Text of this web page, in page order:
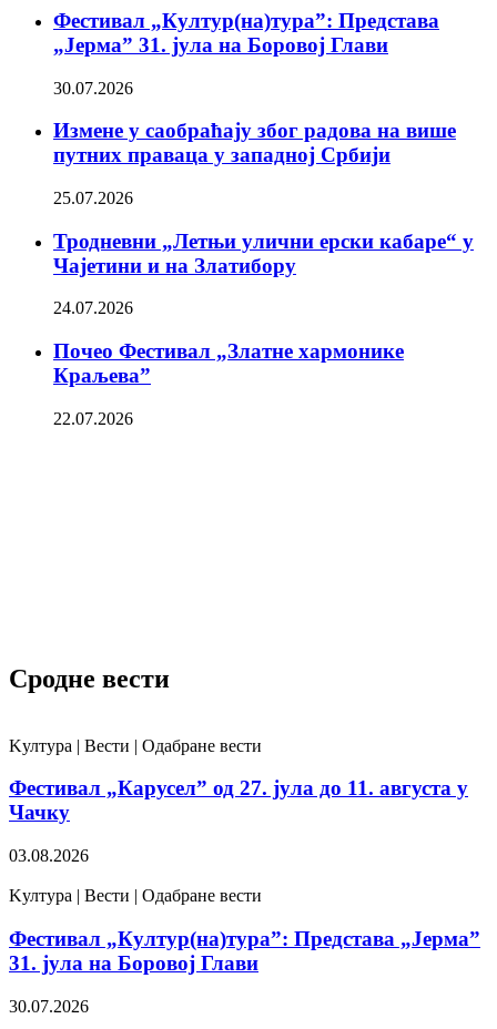
Фестивал „Култур(на)тура”: Представа
„Јерма” 31. јула на Боровој Глави
30.07.2026
Измене у саобраћају због радова на више
путних праваца у западној Србији
25.07.2026
Тродневни „Летњи улични ерски кабаре“ у
Чајетини и на Златибору
24.07.2026
Почео Фестивал „Златне хармонике
Краљева”
22.07.2026
Сродне вести
Kултура | Вести | Одабране вести
Фестивал „Карусел” од 27. јула до 11. августа у
Чачку
03.08.2026
Kултура | Вести | Одабране вести
Фестивал „Култур(на)тура”: Представа „Јерма”
31. јула на Боровој Глави
30.07.2026